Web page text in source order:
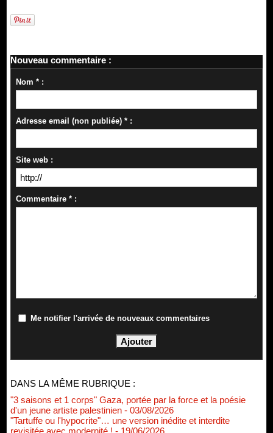
Nouveau commentaire :
Nom * :
Adresse email (non publiée) * :
Site web :
Commentaire * :
Me notifier l'arrivée de nouveaux commentaires
DANS LA MÊME RUBRIQUE :
"3 saisons et 1 corps" Gaza, portée par la force et la poésie
d'un jeune artiste palestinien - 03/08/2026
"Tartuffe ou l'hypocrite"… une version inédite et interdite